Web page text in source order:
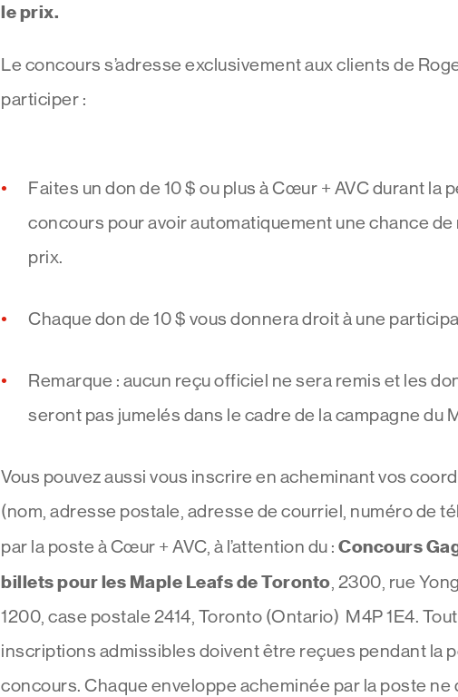
le prix.
Le concours s’adresse exclusivement aux clients de
participer :
Faites un don de 10 $ ou plus à Cœur + AVC durant la
concours pour avoir automatiquement une chance
prix.
Chaque don de 10 $ vous donnera droit à une
Remarque : aucun reçu officiel ne sera remis et les
seront pas jumelés dans le cadre de la campagne du
Vous pouvez aussi vous inscrire en acheminant vos
(nom, adresse postale, adresse de courriel, numéro de
par la poste à Cœur + AVC, à l’attention du : Concours
billets pour les Maple Leafs de Toronto, 2300, rue
1200, case postale 2414, Toronto (Ontario) M4P 1E4.
inscriptions admissibles doivent être reçues pendant la
concours. Chaque enveloppe acheminée par la poste ne